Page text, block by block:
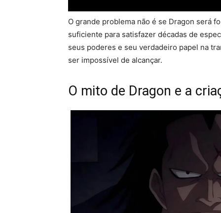
O grande problema não é se Dragon será
suficiente para satisfazer décadas de
seus poderes e seu verdadeiro papel na
ser impossível de alcançar.
O mito de Dragon e a